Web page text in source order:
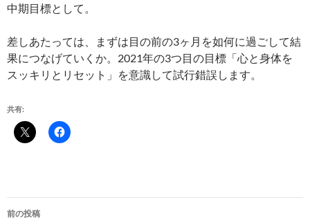
中期目標として。
差しあたっては、まずは目の前の3ヶ月を如何に過ごして結
果につなげていくか。2021年の3つ目の目標「心と身体を
スッキリとリセット」を意識して試行錯誤します。
共有:
投
前の投稿